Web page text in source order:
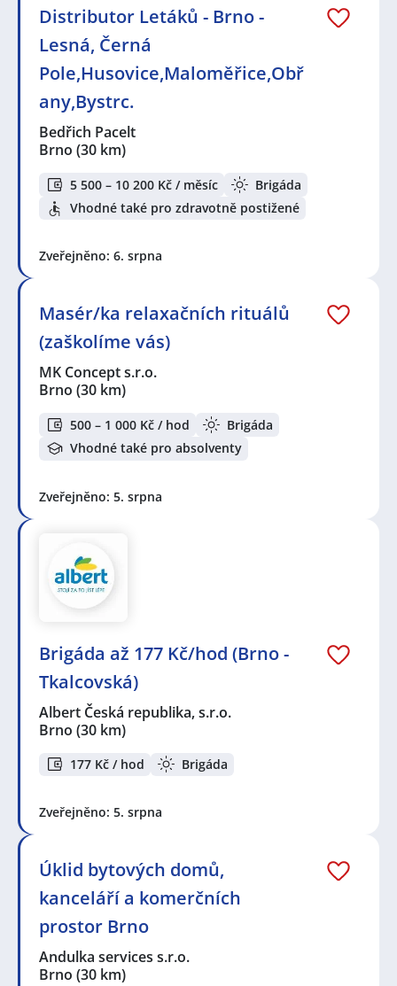
Distributor Letáků - Brno -
Lesná, Černá
Pole,Husovice,Maloměřice,Obř
any,Bystrc.
Bedřich Pacelt
Brno (30 km)
5 500 – 10 200 Kč / měsíc
Brigáda
Vhodné také pro zdravotně postižené
Zveřejněno: 6. srpna
Masér/ka relaxačních rituálů
(zaškolíme vás)
MK Concept s.r.o.
Brno (30 km)
500 – 1 000 Kč / hod
Brigáda
Vhodné také pro absolventy
Zveřejněno: 5. srpna
Brigáda až 177 Kč/hod (Brno -
Tkalcovská)
Albert Česká republika, s.r.o.
Brno (30 km)
177 Kč / hod Brigáda
Zveřejněno: 5. srpna
Úklid bytových domů,
kanceláří a komerčních
prostor Brno
Andulka services s.r.o.
Brno (30 km)